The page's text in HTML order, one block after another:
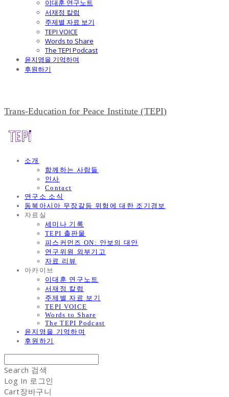
이대훈 연구노트
서재정 칼럼
주제별 자료 보기
TEPI VOICE
Words to Share
The TEPI Podcast
윤지영을 기억하며
후원하기
Trans-Education for Peace Institute (TEPI)
소개
함께하는 사람들
인사
Contact
연구소 소식
동북아시아 무장갈등 위험에 대한 조기경보
자료실
세미나 기록
TEPI 출판물
피스커먼즈 ON: 안보의 대안
연구위원 외부기고
자료 리뷰
아카이브
이대훈 연구노트
서재정 칼럼
주제별 자료 보기
TEPI VOICE
Words to Share
The TEPI Podcast
윤지영을 기억하며
후원하기
Search 검색
Log In 로그인
Cart장바구니